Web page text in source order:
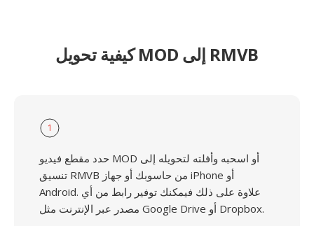
كيفية تحويل MOD إلى RMVB
1
حدد مقطع فيديو MOD أو اسحبه وأفلته لتحويله إلى
تنسيق RMVB من حاسوبك أو جهاز iPhone أو
Android. علاوة على ذلك فيمكنك توفير رابط من أي
مصدر عبر الإنترنت مثل Google Drive أو Dropbox.